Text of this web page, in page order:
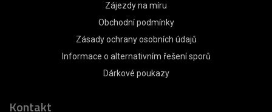
Zájezdy na míru
Obchodní podmínky
Zásady ochrany osobních údajů
Informace o alternativním řešení sporů
Dárkové poukazy
Kontakt